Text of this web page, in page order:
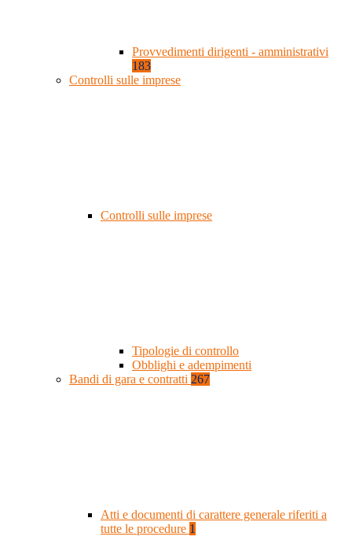
Provvedimenti dirigenti - amministrativi
183
Controlli sulle imprese
Controlli sulle imprese
Tipologie di controllo
Obblighi e adempimenti
Bandi di gara e contratti 267
Atti e documenti di carattere generale riferiti a
tutte le procedure 1